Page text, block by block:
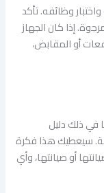
وظائفه. تأكد
إذا كان الجهاز
أو المقابض،
في ذلك دليل
سيعطيك هذا فكرة
أو صيانتها، وأي